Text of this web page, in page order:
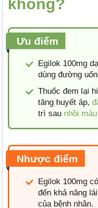
không?
Ưu điểm
Egilok 100mg
dùng đường
Thuốc đem lại
tăng huyết áp,
trì sau nhồi
Nhược điểm
Egilok 100mg
đến khả năng
của bệnh nhân.